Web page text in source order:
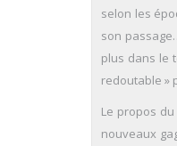
selon les
son
plus dans le
redoutable »
Le propos
nouveaux